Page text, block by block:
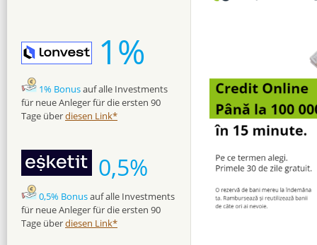
1%
1% Bonusauf alle Investments
für neue Anleger für die ersten 90
Tage überdiesen Link*
0,5%
0,5% Bonusauf alle Investments
für neue Anleger für die ersten 90
Tage überdiesen Link*